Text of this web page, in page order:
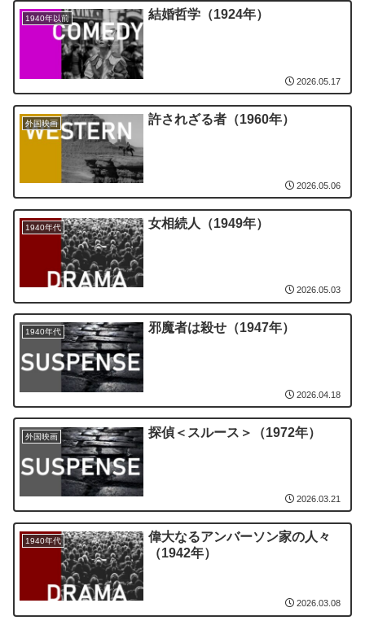
1940年以前 結婚哲学（1924年）
2026.05.17
外国映画 許されざる者（1960年）
2026.05.06
1940年代 女相続人（1949年）
2026.05.03
1940年代 邪魔者は殺せ（1947年）
2026.04.18
外国映画 探偵＜スルース＞（1972年）
2026.03.21
1940年代
偉大なるアンバーソン家の人々
（1942年）
2026.03.08